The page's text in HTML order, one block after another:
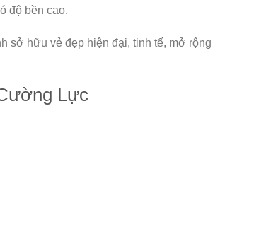
độ bền cao.
sở hữu vẻ đẹp hiện đại, tinh tế, mở rộng
Lực